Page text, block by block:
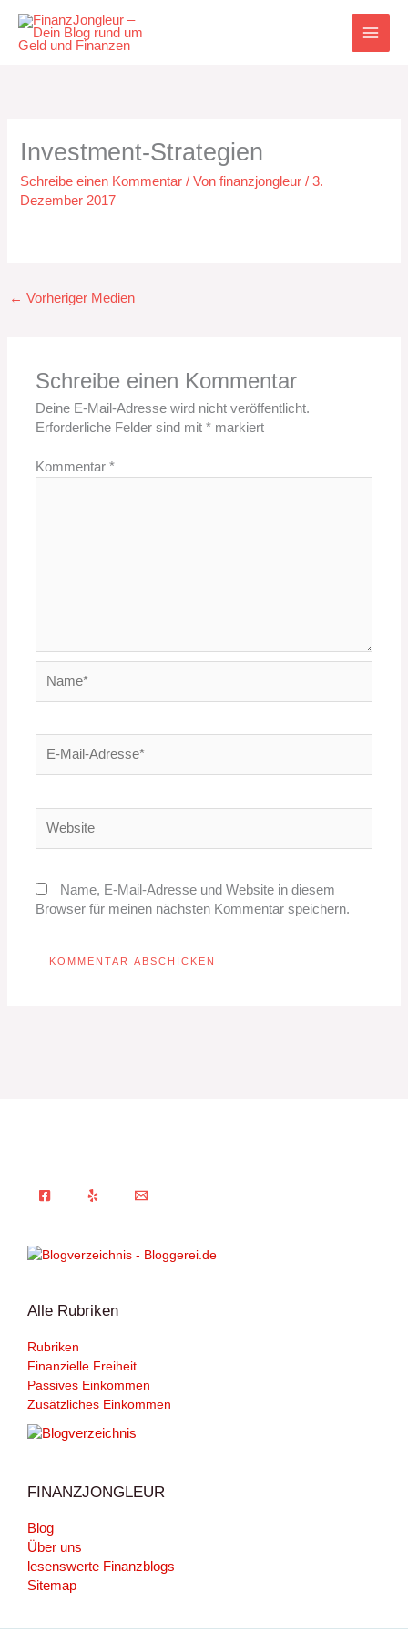
Inhalt
springen
Investment-Strategien
Schreibe einen Kommentar / Vonfinanzjongleur/3.
Dezember 2017
← Vorheriger Medien
Schreibe einen Kommentar
Deine E-Mail-Adresse wird nicht veröffentlicht.
Erforderliche Felder sind mit* markiert
Kommentar*
Mail-
Name, E-Mail-Adresse und Website in diesem
Browser für meinen nächsten Kommentar speichern.
Alle Rubriken
Rubriken
Finanzielle Freiheit
Passives Einkommen
Zusätzliches Einkommen
FINANZJONGLEUR
Blog
Über uns
lesenswerte Finanzblogs
Sitemap